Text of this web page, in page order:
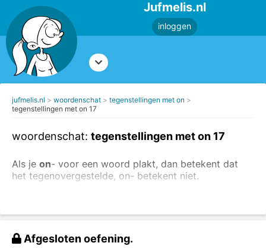
Jufmelis.nl
inloggen
jufmelis.nl woordenschat
tegenstellingen met on
tegenstellingen met on 17
woordenschat: tegenstellingen met on 17
Als je on- voor een woord plakt, dan betekent dat
het tegenovergestelde, on- betekent niet.
Maak ook de andere oefeningen over de
tegenstellingen.
Afgesloten oefening.